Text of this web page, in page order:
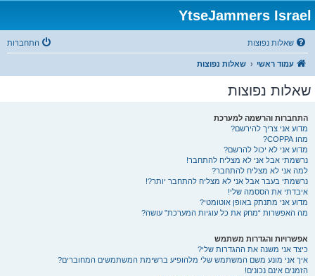
YtseJammers Israel
שאלות נפוצות התחברות
עמוד ראשי שאלות נפוצות
שאלות נפוצות
התחברות והרשמה למערכת
מדוע אני צריך להירשם?
מהו COPPA?
מדוע אני לא יכול להרשם?
נרשמתי אבל אני לא מצליח להתחבר!
למה אני לא מצליח להתחבר?
נרשמתי בעבר אבל אני לא מצליח להתחבר יותר?!
איבדתי את הססמה שלי!
מדוע אני מתנתק באופן אוטומטי?
מה האפשרות “מחק את כל עוגיות המערכת” עושה?
אפשרויות והגדרות משתמש
כיצד אני משנה את ההגדרות שלי?
איך אני מונע משם המשתמש שלי מלהופיע ברשימת המשתמשים המחוברים?
הזמנים אינם נכונים!